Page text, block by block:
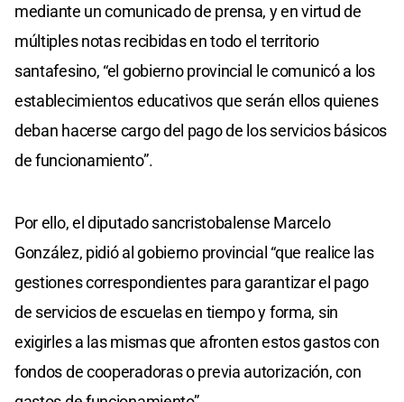
mediante un comunicado de prensa, y en virtud de
múltiples notas recibidas en todo el territorio
santafesino, “el gobierno provincial le comunicó a los
establecimientos educativos que serán ellos quienes
deban hacerse cargo del pago de los servicios básicos
de funcionamiento”.
Por ello, el diputado sancristobalense Marcelo
González, pidió al gobierno provincial “que realice las
gestiones correspondientes para garantizar el pago
de servicios de escuelas en tiempo y forma, sin
exigirles a las mismas que afronten estos gastos con
fondos de cooperadoras o previa autorización, con